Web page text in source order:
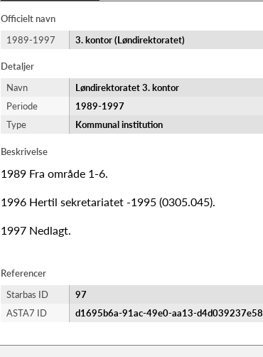
Officielt navn
1989-1997
3. kontor (Løndirektoratet)
Detaljer
Navn
Løndirektoratet 3. kontor
Periode
1989-​1997
Type
Kommunal institution
Beskrivelse
1989 Fra område 1-6.
1996 Hertil sekretariatet -1995 (0305.045).
1997 Nedlagt.
Referencer
Starbas ID
97
ASTA7 ID
d1695b6a-91ac-49e0-aa13-d4d039237e58